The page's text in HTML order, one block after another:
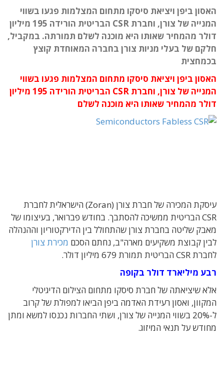
האסון ביפן ויציאת סיסקו מתחום המצלמות פגעו בשווי
המנייה של צורן, וחברת CSR הבריטית הורידה 195 מיליון
דולר מהמחיר שאותו היא מוכנה לשלם תמורתה. במקביל,
חלקם של בעלי מניות צורן בחברה המאוחדת קוצץ
בכמחצית
האסון ביפן ויציאת סיסקו מתחום המצלמות פגעו בשווי
המנייה של צורן, וחברת CSR הבריטית הורידה 195 מיליון
דולר מהמחיר שאותו היא מוכנה לשלם
עיסקת המכירה של חברת צורן (Zoran) הישראלית לחברת
CSR הבריטית ממשיכה להסתבך. בחודש פברואר, בעיצומו של
מאבק שליטה בחברת צורן שהתחולל בין הדירקטוריון וההנהלה
לבין קבוצת משקיעים מארה"ב, נחתם הסכם מכירת צורן
לחברת CSR הבריטית תמורת 679 מיליון דולר.
רבע מיליארד דולר בקופה
אלא שיציאתה של חברת סיסקו מתחום הצילום הדיגיטלי
המקוון, ואסון רעידת האדמה ביפן הביאו למפולת של קרוב
ל-20% בשווי המנייה של צורן, ושתי החברות נכנסו למשא ומתן
מחודש על תנאי המיזוג.